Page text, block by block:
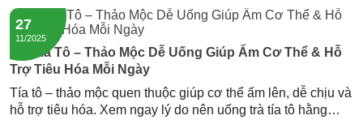
27
11/2025
Trà Tía Tô – Thảo Mộc Dễ Uống Giúp Ấm Cơ Thể & Hỗ
Trợ Tiêu Hóa Mỗi Ngày
Tía tô – thảo mộc quen thuộc giúp cơ thể ấm lên, dễ chịu và
hỗ trợ tiêu hóa. Xem ngay lý do nên uống trà tía tô hằng